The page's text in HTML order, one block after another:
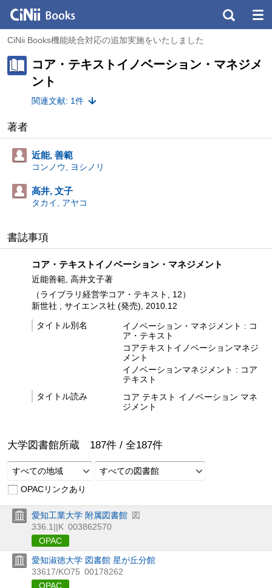
CiNii Books機能統合対応の追加実施をいたしました
コア・テキストイノベーション・マネジメ
ント
関連文献: 1件
著者
近能, 善範
コンノウ, ヨシノリ
高井, 文子
タカイ, アヤコ
書誌事項
コア・テキストイノベーション・マネジメント
近能善範, 高井文子著
（ライブラリ経営学コア・テキスト, 12）
新世社 , サイエンス社 (発売), 2010.12
タイトル別名
イノベーション・マネジメント : コ
ア・テキスト
コアテキストイノベーションマネジ
メント
イノベーションマネジメント : コア
テキスト
タイトル読み
コア テキスト イノベーション マネ
ジメント
大学図書館所蔵 187件 / 全187件
すべての地域
すべての図書館
OPACリンクあり
愛知工業大学 附属図書館 図
336.1||K 003862570
OPAC
愛知淑徳大学 図書館 星が丘分館
33617/KO75 00178262
OPAC